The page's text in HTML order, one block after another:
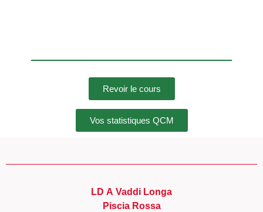
Revoir le cours
Vos statistiques QCM
LD A Vaddi Longa
Piscia Rossa